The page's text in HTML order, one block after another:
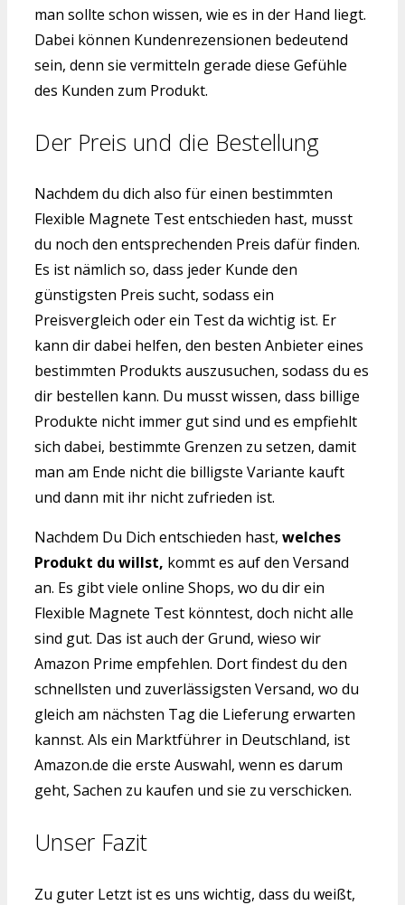
man sollte schon wissen, wie es in der Hand liegt.
Dabei können Kundenrezensionen bedeutend
sein, denn sie vermitteln gerade diese Gefühle
des Kunden zum Produkt.
Der Preis und die Bestellung
Nachdem du dich also für einen bestimmten
Flexible Magnete Test entschieden hast, musst
du noch den entsprechenden Preis dafür finden.
Es ist nämlich so, dass jeder Kunde den
günstigsten Preis sucht, sodass ein
Preisvergleich oder ein Test da wichtig ist. Er
kann dir dabei helfen, den besten Anbieter eines
bestimmten Produkts auszusuchen, sodass du es
dir bestellen kann. Du musst wissen, dass billige
Produkte nicht immer gut sind und es empfiehlt
sich dabei, bestimmte Grenzen zu setzen, damit
man am Ende nicht die billigste Variante kauft
und dann mit ihr nicht zufrieden ist.
Nachdem Du Dich entschieden hast, welches
Produkt du willst, kommt es auf den Versand
an. Es gibt viele online Shops, wo du dir ein
Flexible Magnete Test könntest, doch nicht alle
sind gut. Das ist auch der Grund, wieso wir
Amazon Prime empfehlen. Dort findest du den
schnellsten und zuverlässigsten Versand, wo du
gleich am nächsten Tag die Lieferung erwarten
kannst. Als ein Marktführer in Deutschland, ist
Amazon.de die erste Auswahl, wenn es darum
geht, Sachen zu kaufen und sie zu verschicken.
Unser Fazit
Zu guter Letzt ist es uns wichtig, dass du weißt,